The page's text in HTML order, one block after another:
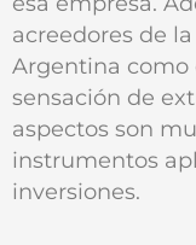
acreedores de
Argentina como
sensación de
aspectos son
instrumentos
inversiones.